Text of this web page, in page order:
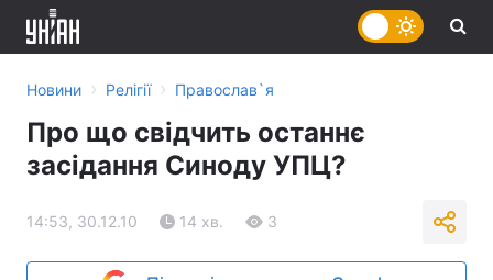
Новини › Релігії › Православ`я
Про що свідчить останнє
засідання Синоду УПЦ?
14:53, 30.12.10 14 хв. 3